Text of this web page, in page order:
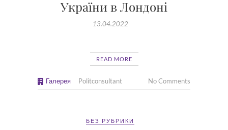
України в Лондоні
13.04.2022
READ MORE
Галерея Politconsultant No Comments
БЕЗ РУБРИКИ